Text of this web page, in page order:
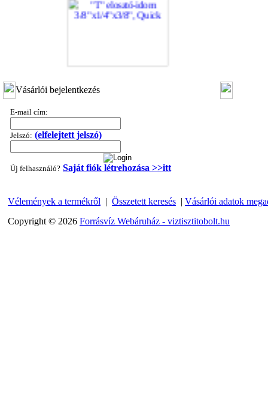
---------
"T" elosztó-idom 1/4"x3/8"x1/4", Quick
Vásárlói bejelentkezés
E-mail cím:
Jelszó: (elfelejtett jelszó)
Új felhasználó? Saját fiók létrehozása >>itt
Vélemények a termékről | Összetett keresés | Vásárlói adatok
Copyright © 2026 Forrásvíz Webáruház - viztisztitobolt.hu